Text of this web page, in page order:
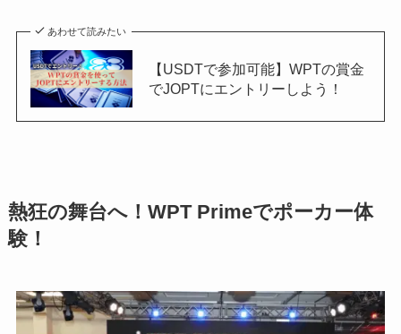
あわせて読みたい
【USDTで参加可能】WPTの賞金
でJOPTにエントリーしよう！
熱狂の舞台へ！WPT Primeでポーカー体
験！